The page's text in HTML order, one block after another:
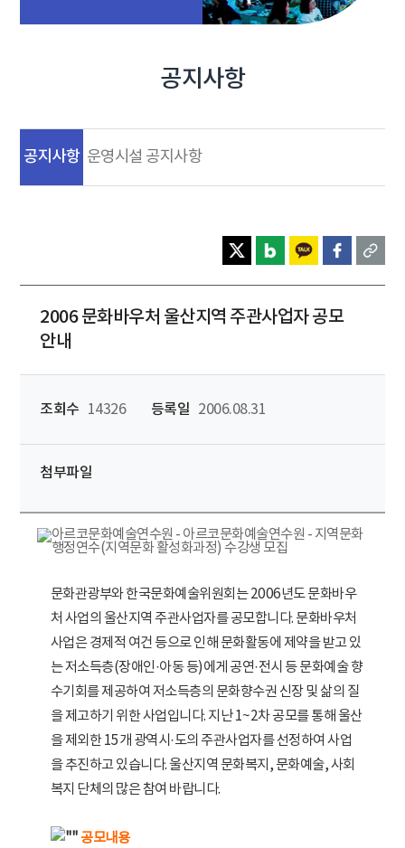
공지사항
공지사항 운영시설 공지사항
2006 문화바우처 울산지역 주관사업자 공모
안내
조회수 14326 등록일 2006.08.31
첨부파일
문화관광부와 한국문화예술위원회는 2006년도 문화바우
처 사업의 울산지역 주관사업자를 공모합니다. 문화바우처
사업은 경제적 여건 등으로 인해 문화활동에 제약을 받고 있
는 저소득층(장애인·아동 등)에게 공연·전시 등 문화예술 향
수기회를 제공하여 저소득층의 문화향수권 신장 및 삶의 질
을 제고하기 위한 사업입니다. 지난 1~2차 공모를 통해 울산
을 제외한 15개 광역시·도의 주관사업자를 선정하여 사업
을 추진하고 있습니다. 울산지역 문화복지, 문화예술, 사회
복지 단체의 많은 참여 바랍니다.
공모내용